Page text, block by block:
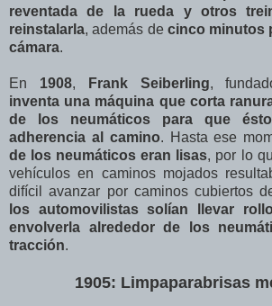
reventada de la rueda y otros
reinstalarla, además de cinco minutos
cámara.
En 1908, Frank Seiberling,
inventa una máquina que corta
de los neumáticos para que
adherencia al camino. Hasta ese
de los neumáticos eran lisas, por lo
vehículos en caminos mojados
difícil avanzar por caminos cubiertos
los automovilistas solían llevar
envolverla alrededor de los
tracción.
1905: Limpaparabrisas